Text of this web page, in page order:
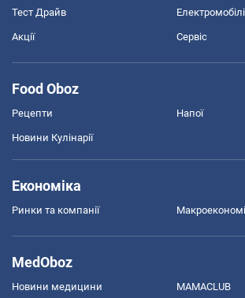
Тест Драйв Електромобілі
Акції Сервіс
Food Oboz
Рецепти Напої
Новини Кулінарії
Економіка
Ринки та компанії
MedOboz
Новини медицини MAMACLUB